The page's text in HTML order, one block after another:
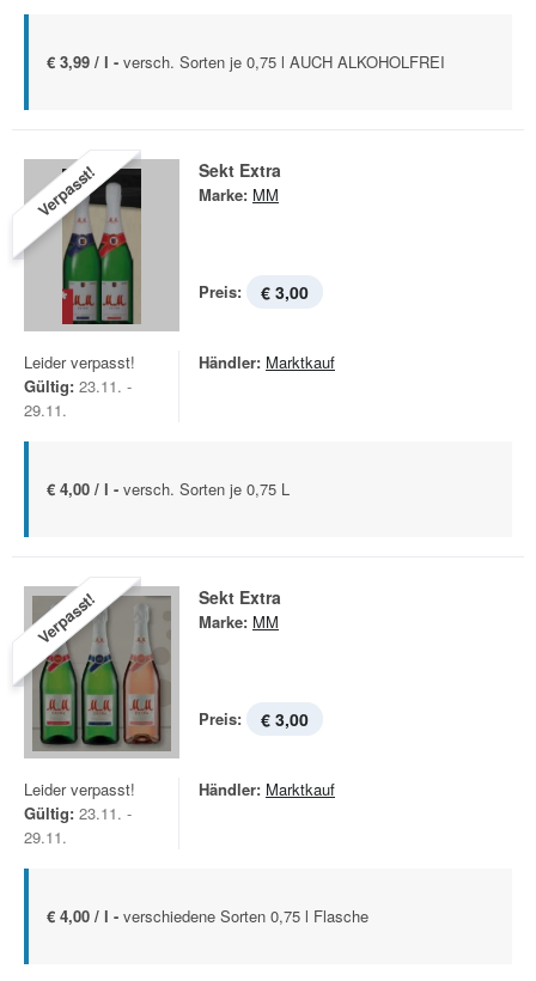
€ 3,99 / l - versch. Sorten je 0,75 l AUCH ALKOHOLFREI
Verpasst! Sekt Extra
Marke: MM
Preis: € 3,00
Leider verpasst!
Gültig: 23.11. -
29.11.
Händler: Marktkauf
€ 4,00 / l - versch. Sorten je 0,75 L
Verpasst! Sekt Extra
Marke: MM
Preis: € 3,00
Leider verpasst!
Gültig: 23.11. -
29.11.
Händler: Marktkauf
€ 4,00 / l - verschiedene Sorten 0,75 l Flasche